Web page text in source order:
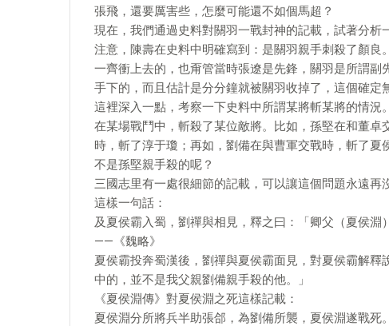
張飛，還要厲害些，怎麼可能還不如個馬超？
現在，我們通過史料對關羽一戰封神的記載，試著分析
注意，陳壽在史料中明確寫到：是關羽親手刺殺了顏
一齊衝上去的，也甭管當時張遼是先鋒，關羽是所謂
手下的，而且估計是分分鐘就被關羽收掉了，這個確定
這裡深入一點，考察一下史料中所謂某將斬某將的情況
在某場戰鬥中，斬殺了某位敵將。比如，孫堅在和董
時，斬了淳于瓊；再如，劉備在與曹軍交戰時，斬了
不是孫堅親手殺的呢？
三國志里有一處很細節的記載，可以讓這個問題永遠
這樣一句話：
及夏侯霸入蜀，劉禪與相見，釋之曰：「卿父（夏侯淵
——《魏略》
夏侯霸投奔蜀漢後，劉禪與夏侯霸面見，對夏侯霸解
中的，並不是我父親劉備親手殺的他。」
《夏侯淵傳》對夏侯淵之死這樣記載：
夏侯淵分所將兵半助張郃，為劉備所襲，夏侯淵遂戰死